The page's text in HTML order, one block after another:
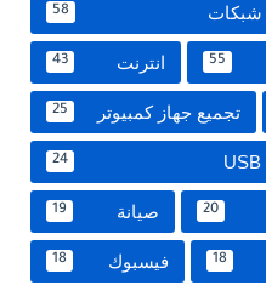
شبكات 58
55 انترنت 43
تجميع جهاز كمبيوتر 25
24
20 صيانة 19
18 فيسبوك 18